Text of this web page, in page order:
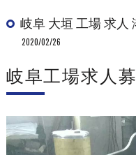
岐阜 大垣 工場 求人
2020/02/26
岐阜工場求人